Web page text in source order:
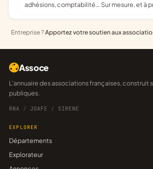
adhésions, comptabilité… Sur mesure, et à
Entreprise ?Apportez votre soutien aux
Assoce
L'annuaire des associations françaises, construit sur les données
publiques.
RNA / JOAFE / SIRENE
EXPLORER
Départements
Explorateur